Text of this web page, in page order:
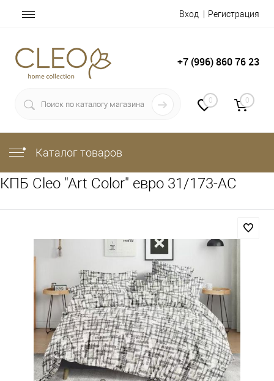
Вход Регистрация
+7 (996) 860 76 23
0 0
Каталог товаров
КПБ Cleo "Art Color" евро 31/173-AC